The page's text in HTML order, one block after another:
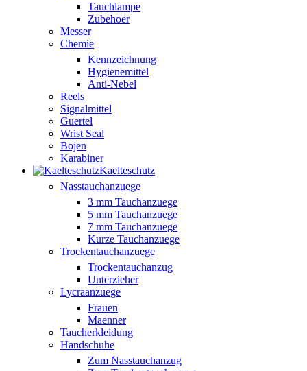
Tauchlampe
Zubehoer
Messer
Chemie
Kennzeichnung
Hygienemittel
Anti-Nebel
Reels
Signalmittel
Guertel
Wrist Seal
Bojen
Karabiner
Kaelteschutz
Nasstauchanzuege
3 mm Tauchanzuege
5 mm Tauchanzuege
7 mm Tauchanzuege
Kurze Tauchanzuege
Trockentauchanzuege
Trockentauchanzug
Unterzieher
Lycraanzuege
Frauen
Maenner
Taucherkleidung
Handschuhe
Zum Nasstauchanzug